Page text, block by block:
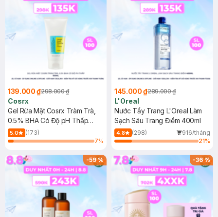
139.000 ₫298.000 ₫
Cosrx
Gel Rửa Mặt Cosrx Tràm Trà,
0.5% BHA Có Độ pH Thấp
150ml
5.0
(173)
7%
145.000 ₫289.000 ₫
L'Oreal
Nước Tẩy Trang L'Oreal Làm
Sạch Sâu Trang Điểm 400ml
4.8 (298)
916/tháng
21%
-59% -36%